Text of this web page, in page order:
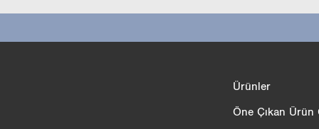
Ürünler
Öne Çıkan Ürün